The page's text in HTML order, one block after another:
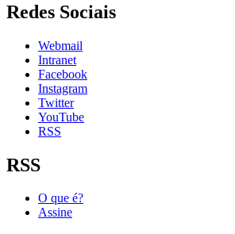
Redes Sociais
Webmail
Intranet
Facebook
Instagram
Twitter
YouTube
RSS
RSS
O que é?
Assine